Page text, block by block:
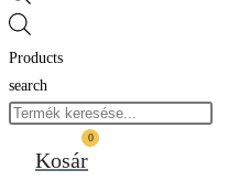
Products
search
0
Kosár